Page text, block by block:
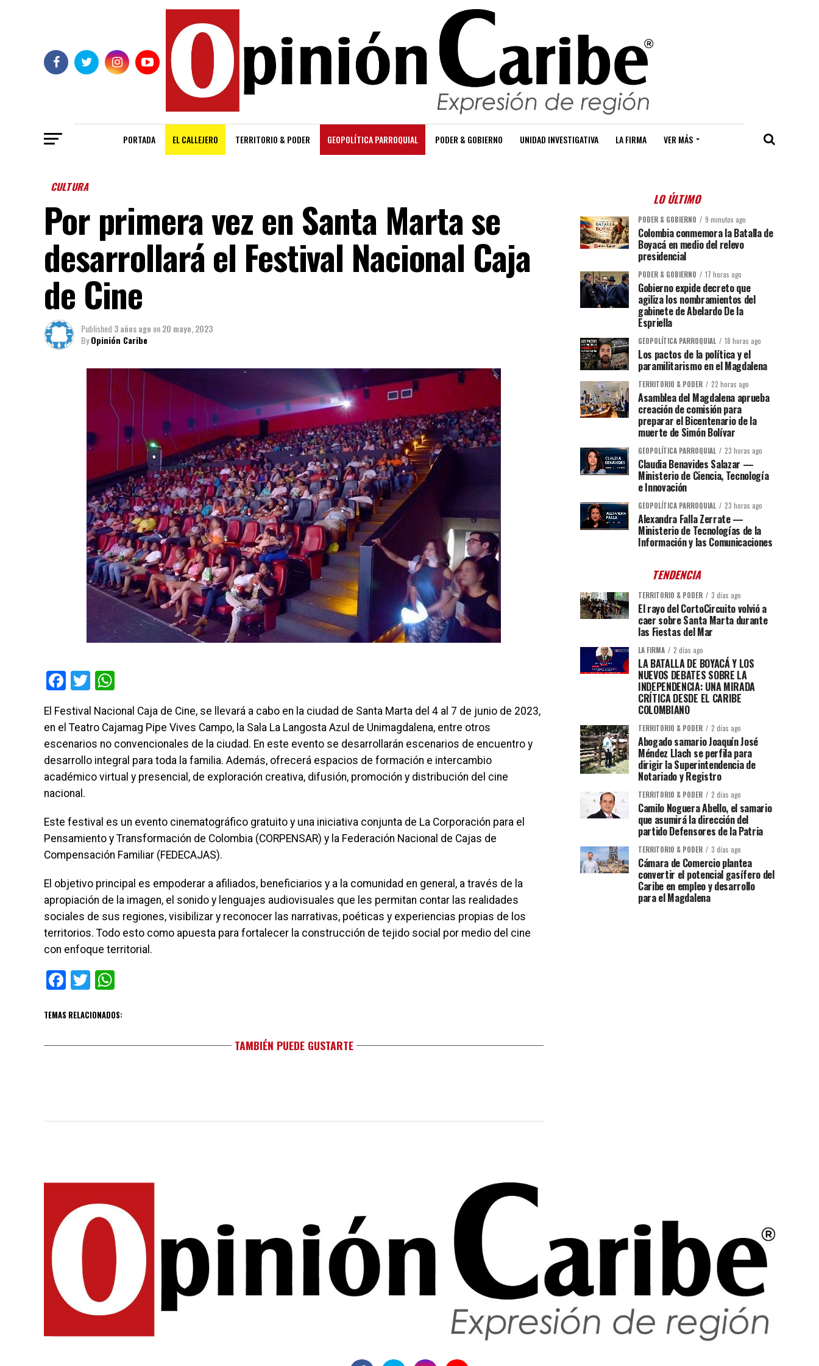
PORTADA EL CALLEJERO TERRITORIO & PODER GEOPOLÍTICA PARROQUIAL PODER & GOBIERNO UNIDAD INVESTIGATIVA LA FIRMA VER MÁS
CULTURA
Por primera vez en Santa Marta se
desarrollará el Festival Nacional Caja
de Cine
Published 3 años ago on20 mayo, 2023
ByOpinión Caribe
Facebook
Twitter
El Festival Nacional Caja de Cine, se llevará a cabo en la ciudad de Santa Marta del 4 al 7 de junio de 2023,
en el Teatro Cajamag Pipe Vives Campo, la Sala La Langosta Azul de Unimagdalena, entre otros
escenarios no convencionales de la ciudad. En este evento se desarrollarán escenarios de encuentro y
desarrollo integral para toda la familia. Además, ofrecerá espacios de formación e intercambio
académico virtual y presencial, de exploración creativa, difusión, promoción y distribución del cine
nacional.
Este festival es un evento cinematográfico gratuito y una iniciativa conjunta de La Corporación para el
Pensamiento y Transformación de Colombia (CORPENSAR) y la Federación Nacional de Cajas de
Compensación Familiar (FEDECAJAS).
El objetivo principal es empoderar a afiliados, beneficiarios y a la comunidad en general, a través de la
apropiación de la imagen, el sonido y lenguajes audiovisuales que les permitan contar las realidades
sociales de sus regiones, visibilizar y reconocer las narrativas, poéticas y experiencias propias de los
territorios. Todo esto como apuesta para fortalecer la construcción de tejido social por medio del cine
con enfoque territorial.
Facebook
Twitter
TEMAS RELACIONADOS:
TAMBIÉN PUEDE GUSTARTE
LO ÚLTIMO
PODER & GOBIERNO 9 minutos ago
Colombia conmemora la Batalla de
Boyacá en medio del relevo
presidencial
PODER & GOBIERNO 17 horas ago
Gobierno expide decreto que
agiliza los nombramientos del
gabinete de Abelardo De la
Espriella
GEOPOLÍTICA PARROQUIAL 18 horas ago
Los pactos de la política y el
paramilitarismo en el Magdalena
TERRITORIO & PODER 22 horas ago
Asamblea del Magdalena aprueba
creación de comisión para
preparar el Bicentenario de la
muerte de Simón Bolívar
GEOPOLÍTICA PARROQUIAL 23 horas ago
Claudia Benavides Salazar —
Ministerio de Ciencia, Tecnología
e Innovación
GEOPOLÍTICA PARROQUIAL 23 horas ago
Alexandra Falla Zerrate —
Ministerio de Tecnologías de la
Información y las Comunicaciones
TENDENCIA
TERRITORIO & PODER 3 días ago
El rayo del CortoCircuito volvió a
caer sobre Santa Marta durante
las Fiestas del Mar
LA FIRMA 2 días ago
LA BATALLA DE BOYACÁ Y LOS
NUEVOS DEBATES SOBRE LA
INDEPENDENCIA: UNA MIRADA
CRÍTICA DESDE EL CARIBE
COLOMBIANO
TERRITORIO & PODER 2 días ago
Abogado samario Joaquín José
Méndez Llach se perfila para
dirigir la Superintendencia de
Notariado y Registro
TERRITORIO & PODER 2 días ago
Camilo Noguera Abello, el samario
que asumirá la dirección del
partido Defensores de la Patria
TERRITORIO & PODER 3 días ago
Cámara de Comercio plantea
convertir el potencial gasífero del
Caribe en empleo y desarrollo
para el Magdalena